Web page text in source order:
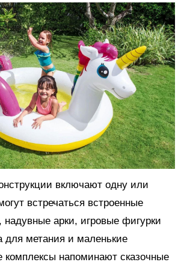
включают одну или
встречаться встроенные
надувные арки, игровые фигурки
для метания и маленькие
комплексы напоминают сказочные